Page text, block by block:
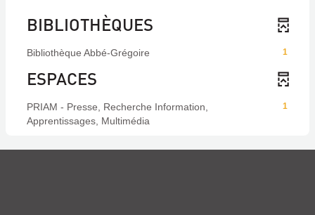
BIBLIOTHÈQUES
1
Bibliothèque Abbé-Grégoire
ESPACES
1
PRIAM - Presse, Recherche Information,
Apprentissages, Multimédia